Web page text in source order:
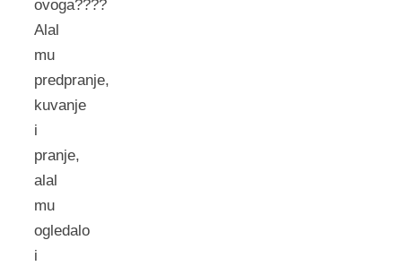
ovoga????
Alal
mu
predpranje,
kuvanje
i
pranje,
alal
mu
ogledalo
i